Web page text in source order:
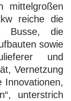
mittelgroßen
reiche die
Busse, die
sowie
und
Vernetzung
Innovationen,
unterstrich